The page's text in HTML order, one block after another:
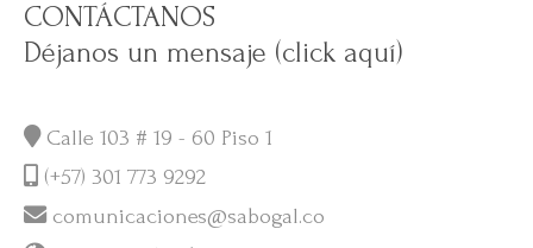
CONTÁCTANOS
Déjanos un mensaje (click aquí)
Calle 103 # 19 - 60 Piso 1
(+57) 301 773 9292
comunicaciones@sabogal.co